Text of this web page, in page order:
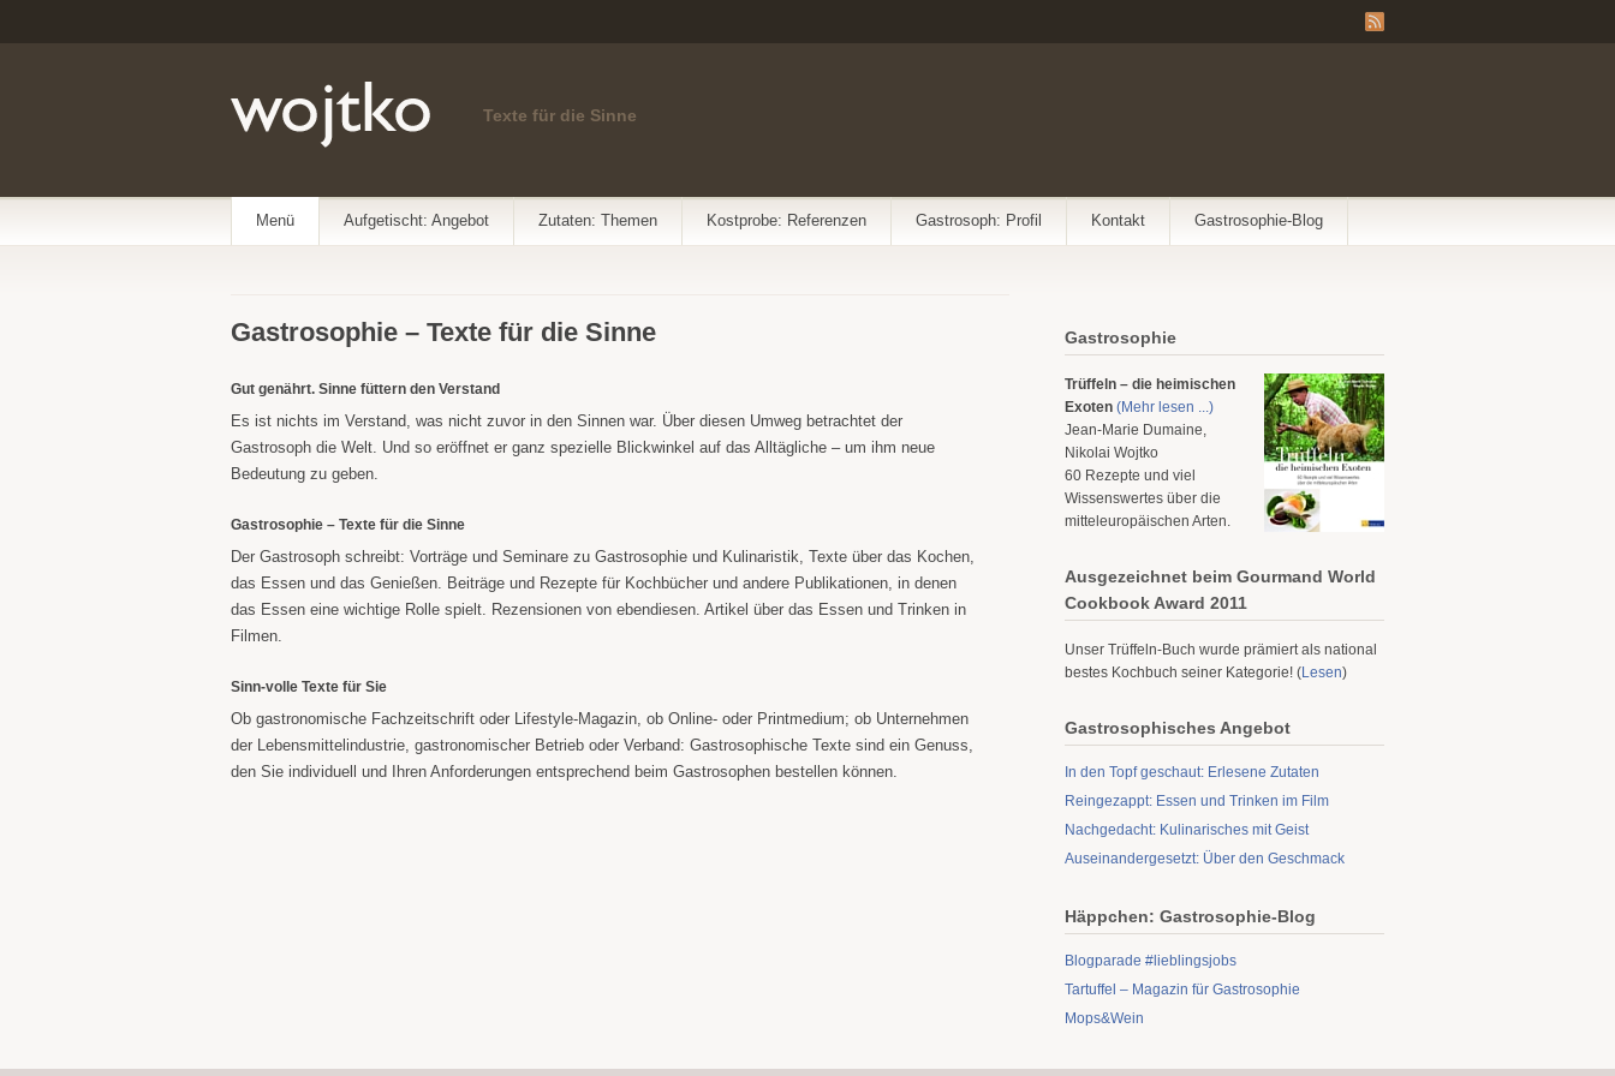
Texte für die Sinne
Menü Aufgetischt: Angebot Zutaten: Themen Kostprobe: Referenzen Gastrosoph: Profil Kontakt Gastrosophie-Blog
Gastrosophie – Texte für die Sinne
Gut genährt. Sinne füttern den Verstand
Es ist nichts im Verstand, was nicht zuvor in den Sinnen war. Über diesen Umweg betrachtet der
Gastrosoph die Welt. Und so eröffnet er ganz spezielle Blickwinkel auf das Alltägliche – um ihm neue
Bedeutung zu geben.
Gastrosophie – Texte für die Sinne
Der Gastrosoph schreibt: Vorträge und Seminare zu Gastrosophie und Kulinaristik, Texte über das Kochen,
das Essen und das Genießen. Beiträge und Rezepte für Kochbücher und andere Publikationen, in denen
das Essen eine wichtige Rolle spielt. Rezensionen von ebendiesen. Artikel über das Essen und Trinken in
Filmen.
Sinn-volle Texte für Sie
Ob gastronomische Fachzeitschrift oder Lifestyle-Magazin, ob Online- oder Printmedium; ob Unternehmen
der Lebensmittelindustrie, gastronomischer Betrieb oder Verband: Gastrosophische Texte sind ein Genuss,
den Sie individuell und Ihren Anforderungen entsprechend beim Gastrosophen bestellen können.
Gastrosophie
Trüffeln – die heimischen
Exoten (Mehr lesen ...)
Jean-Marie Dumaine,
Nikolai Wojtko
60 Rezepte und viel
Wissenswertes über die
mitteleuropäischen Arten.
Ausgezeichnet beim Gourmand World
Cookbook Award 2011
Unser Trüffeln-Buch wurde prämiert als national
bestes Kochbuch seiner Kategorie! (Lesen)
Gastrosophisches Angebot
In den Topf geschaut: Erlesene Zutaten
Reingezappt: Essen und Trinken im Film
Nachgedacht: Kulinarisches mit Geist
Auseinandergesetzt: Über den Geschmack
Häppchen: Gastrosophie-Blog
Blogparade #lieblingsjobs
Tartuffel – Magazin für Gastrosophie
Mops&Wein